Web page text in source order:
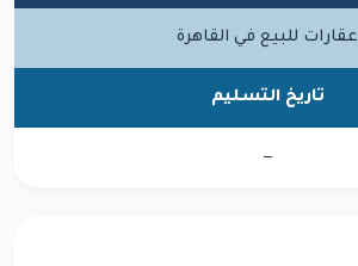
عقارات للبيع في القاهرة
تاريخ التسليم
—